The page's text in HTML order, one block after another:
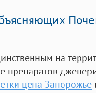
на
препаратов
цена Запорожье